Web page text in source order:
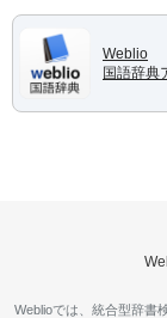
Weblio
国語辞典
Weblioでは、統合型辞書